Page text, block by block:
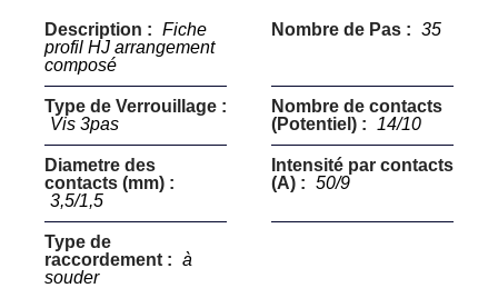
Description : Fiche
profil HJ arrangement
composé
Nombre de Pas : 35
Type de Verrouillage :
Vis 3pas
Nombre de contacts
(Potentiel) :
14/10
Diametre des
contacts (mm) :
3,5/1,5
Intensité par contacts
(A) : 50/9
Type de
raccordement : à
souder